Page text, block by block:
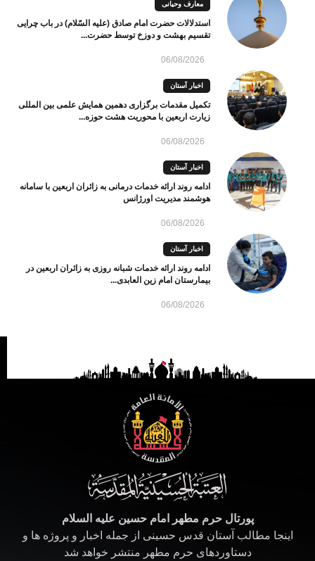
معارف وحیانی
استدلالات حضرت امام صادق (علیه السّلام) در باب چرایی
تقسیم بهشت و دوزخ توسط حضرت...
06/08/2026
اخبار آستان
تکمیل مقدمات برگزاری دهمین همایش علمی بین المللی
زیارت اربعین با محوریت هشت حوزه...
06/08/2026
اخبار آستان
ادامه روند ارائه خدمات درمانی به زائران اربعین با سامانه
هوشمند مدیریت اورژانس
06/08/2026
اخبار آستان
ادامه روند ارائه خدمات شبانه روزی به زائران اربعین در
بیمارستان امام زین العابدی...
06/08/2026
پورتال حرم مطهر امام حسین علیه السلام
اینجا مطالب آستان قدس حسینی از جمله اخبار و پروژه ها و
دستاوردهای حرم مطهر منتشر خواهد شد